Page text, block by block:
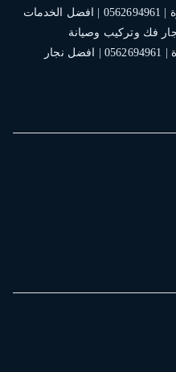
فني تركيب غرف نوم بالمدينة المنورة | 0562694961 | افضل نجار